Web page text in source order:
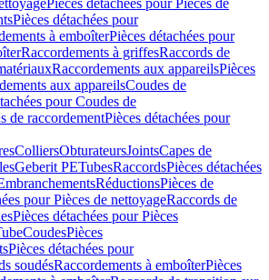
Pièces détachées pour Pièces de
Pièces détachées pour
à emboîterPièces détachées pour
Raccordements à griffesRaccords de
Raccordements aux appareilsPièces
aux appareilsCoudes de
pour Coudes de
de raccordementPièces détachées pour
ColliersObturateursJointsCapes de
Geberit PETubesRaccordsPièces détachées
RéductionsPièces de
pour Pièces de nettoyageRaccords de
Pièces détachées pour Pièces
CoudesPièces
Pièces détachées pour
soudésRaccordements à emboîterPièces